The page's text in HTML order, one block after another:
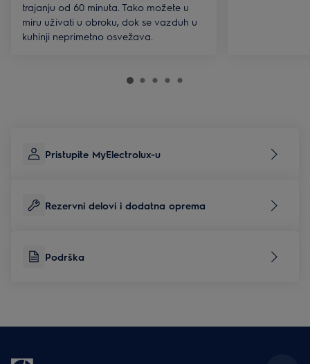
trajanju od 60 minuta. Tako možete u
miru uživati u obroku, dok se vazduh u
kuhinji neprimetno osvežava.
Pristupite MyElectrolux-u
Rezervni delovi i dodatna oprema
Podrška